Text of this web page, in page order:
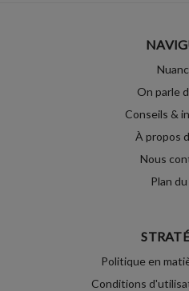
On parle
Conseils &
À propos
Nous
Plan
Politique en
Conditions